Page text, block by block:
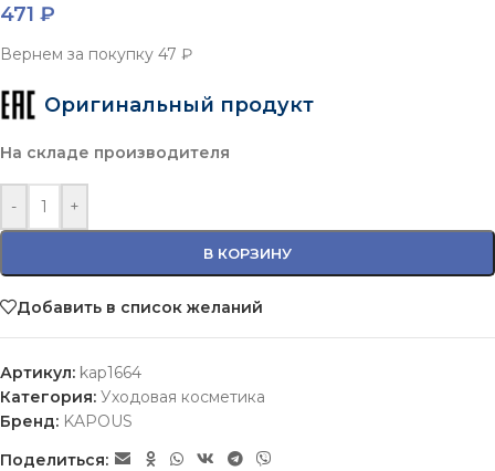
471 ₽
Вернем за покупку 47 ₽
Оригинальный продукт
На складе производителя
- +
В КОРЗИНУ
Добавить в список желаний
Артикул: kap1664
Категория: Уходовая косметика
Бренд: KAPOUS
Поделиться: